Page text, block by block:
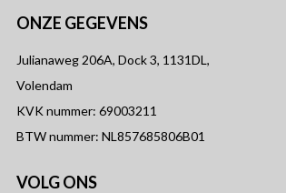
ONZE GEGEVENS
Julianaweg 206A, Dock 3, 1131DL,
Volendam
KVK nummer: 69003211
BTW nummer: NL857685806B01
VOLG ONS